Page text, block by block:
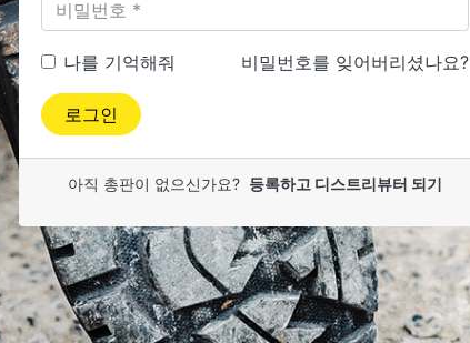
나를 기억해줘 비밀번호를 잊어버리셨나요?
로그인
아직 총판이 없으신가요? 등록하고 디스트리뷰터 되기